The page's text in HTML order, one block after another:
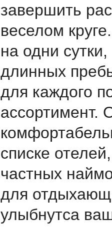
завершить
веселом
на одни
длинных
для каждого
ассортимент.
списке
частных
для
улыбнутса